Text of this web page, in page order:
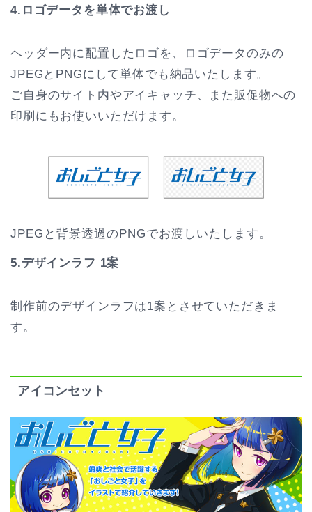
4.ロゴデータを単体でお渡し
ヘッダー内に配置したロゴを、ロゴデータのみの
JPEGとPNGにして単体でも納品いたします。
ご自身のサイト内やアイキャッチ、また販促物への
印刷にもお使いいただけます。
JPEGと背景透過のPNGでお渡しいたします。
5.デザインラフ 1案
制作前のデザインラフは1案とさせていただきま
す。
アイコンセット